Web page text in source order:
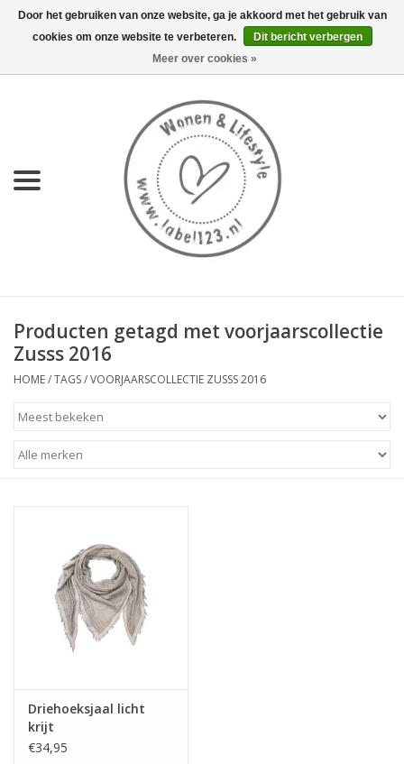
0 Artikelen - €0,00
KEUKEN
LIFESTYLE
KAMERS
ALGEMEEN
Producten getagd met voorjaarscollectie
Zusss 2016
HOME/TAGS/VOORJAARSCOLLECTIE ZUSSS 2016
Driehoeksjaal licht
krijt
€34,95
Door het gebruiken van onze website, ga je akkoord met het gebruik van
cookies om onze website te verbeteren.
Dit bericht verbergen
Meer over cookies »